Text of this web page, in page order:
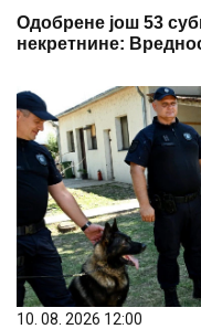
Одобрене још 53
некретнине:
10. 08. 2026 12:00